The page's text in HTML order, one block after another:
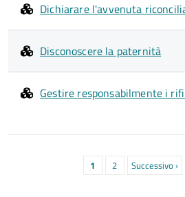
Dichiarare l'avvenuta
Disconoscere la paternità
Gestire responsabilmente i
Pagina
1 Pagina
2
Pagina
Successivo ›